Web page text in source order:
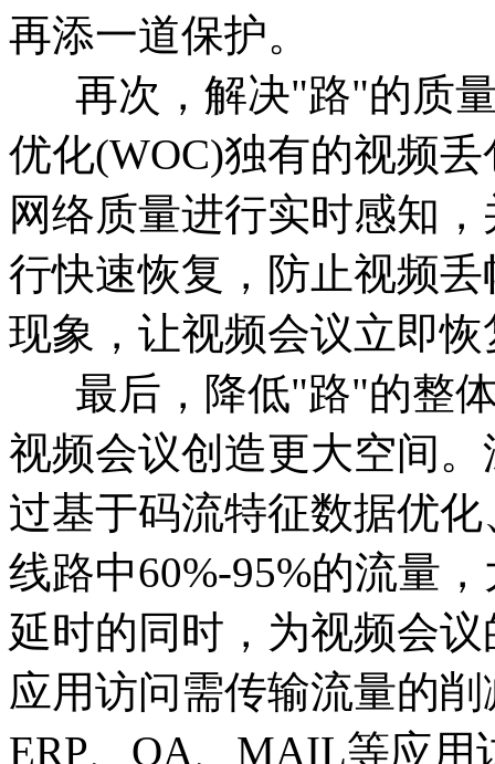
再添一道保护。
再次，解决"路"的质
优化(WOC)独有的视频
网络质量进行实时感知
行快速恢复，防止视频
现象，让视频会议立即
最后，降低"路"的整体
视频会议创造更大空间
过基于码流特征数据优
线路中60%-95%的流量
延时的同时，为视频会
应用访问需传输流量的
ERP、OA、MAIL等应用